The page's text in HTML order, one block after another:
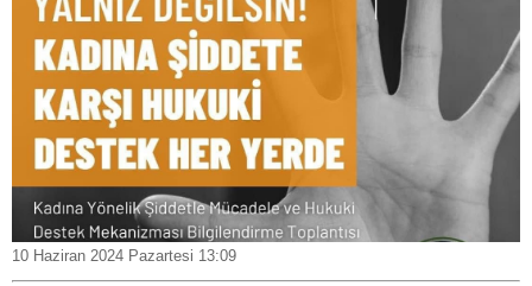
10 Haziran 2024 Pazartesi 13:09